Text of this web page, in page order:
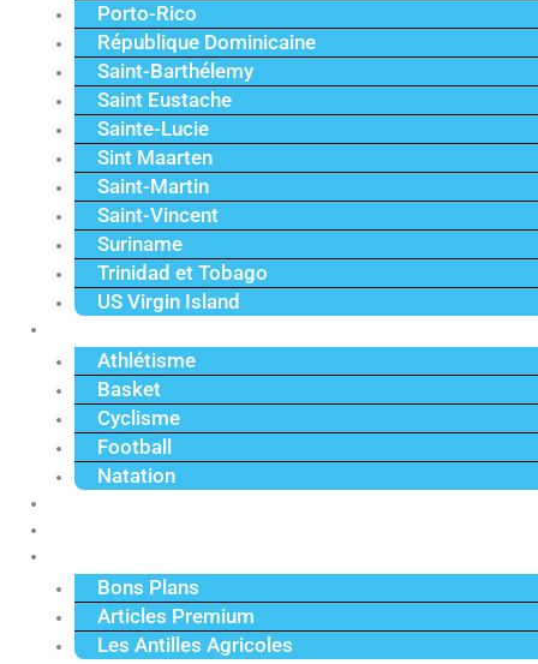
Porto-Rico
République Dominicaine
Saint-Barthélemy
Saint Eustache
Sainte-Lucie
Sint Maarten
Saint-Martin
Saint-Vincent
Suriname
Trinidad et Tobago
US Virgin Island
Athlétisme
Basket
Cyclisme
Football
Natation
Bons Plans
Articles Premium
Les Antilles Agricoles